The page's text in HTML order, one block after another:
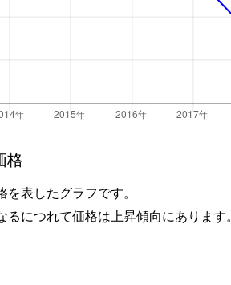
格
表したグラフです。
につれて価格は上昇傾向にあります。